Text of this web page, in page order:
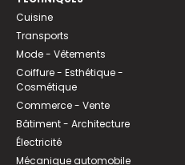
Cuisine
Transports
Mode - Vêtements
Coiffure - Esthétique -
Cosmétique
Commerce - Vente
Bâtiment - Architecture
Électricité
Mécanique automobile